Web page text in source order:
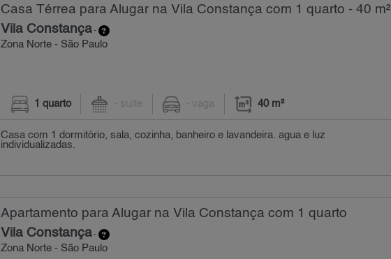
Casa Térrea para Alugar na Vila Constança com 1 quarto - 40 m²
Vila Constança-
Zona Norte - São Paulo
1 quarto - suíte - vaga 40 m²
Casa com 1 dormitório, sala, cozinha, banheiro e lavandeira. agua e luz
individualizadas.
Apartamento para Alugar na Vila Constança com 1 quarto
Vila Constança-
Zona Norte - São Paulo